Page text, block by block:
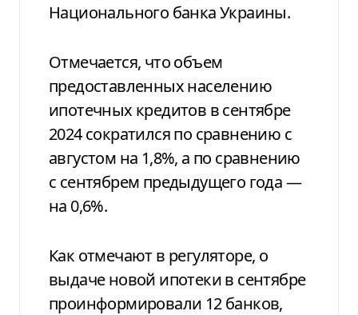
Национального банка Украины.
Отмечается, что объем
предоставленных населению
ипотечных кредитов в сентябре
2024 сократился по сравнению с
августом на 1,8%, а по сравнению
с сентябрем предыдущего года —
на 0,6%.
Как отмечают в регуляторе, о
выдаче новой ипотеки в сентябре
проинформировали 12 банков,